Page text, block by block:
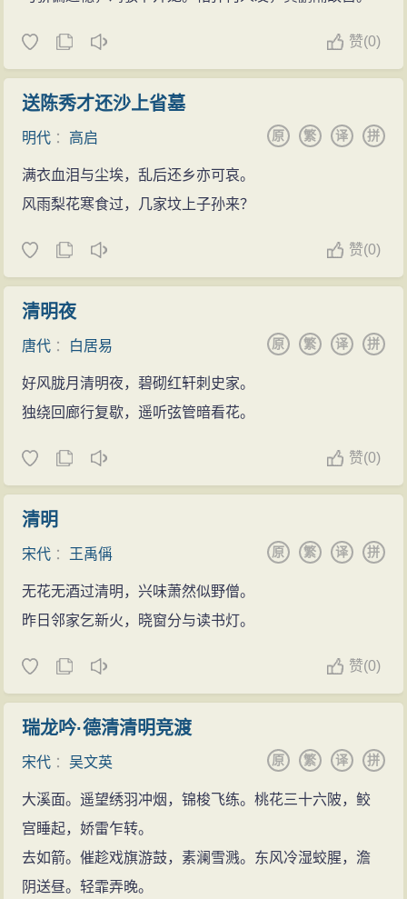
赞(0)
送陈秀才还沙上省墓
明代 ： 高启 拼
译
繁
原
满衣血泪与尘埃，乱后还乡亦可哀。
风雨梨花寒食过，几家坟上子孙来？
赞(0)
清明夜
唐代 ： 白居易 拼
译
繁
原
好风胧月清明夜，碧砌红轩刺史家。
独绕回廊行复歇，遥听弦管暗看花。
赞(0)
清明
宋代 ： 王禹偁 拼
译
繁
原
无花无酒过清明，兴味萧然似野僧。
昨日邻家乞新火，晓窗分与读书灯。
赞(0)
瑞龙吟·德清清明竞渡
宋代 ：吴文英 拼
译
繁
原
大溪面。遥望绣羽冲烟，锦梭飞练。桃花三十六陂，鲛
宫睡起，娇雷乍转。
去如箭。催趁戏旗游鼓，素澜雪溅。东风冷湿蛟腥，澹
阴送昼。轻霏弄晚。